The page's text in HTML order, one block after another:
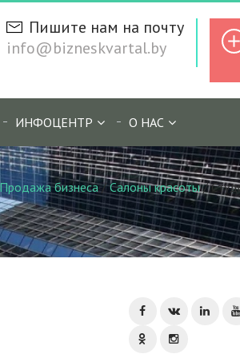
Пишите нам на почту
info@bizneskvartal.by
ИНФОЦЕНТР О НАС
Продажа бизнеса/Салоны красоты/